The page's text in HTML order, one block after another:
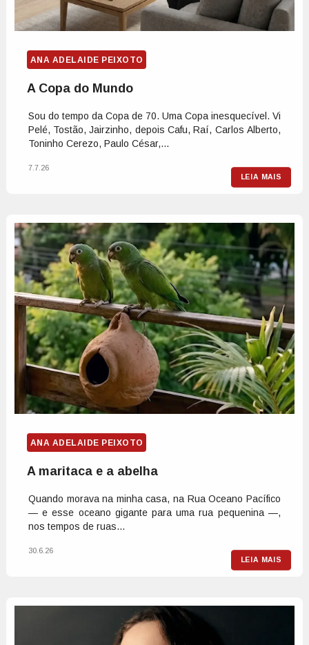
ANA ADELAIDE PEIXOTO
A Copa do Mundo
Sou do tempo da Copa de 70. Uma Copa inesquecível. Vi
Pelé, Tostão, Jairzinho, depois Cafu, Raí, Carlos Alberto,
Toninho Cerezo, Paulo César,...
LEIA MAIS
7.7.26
ANA ADELAIDE PEIXOTO
A maritaca e a abelha
Quando morava na minha casa, na Rua Oceano Pacífico
— e esse oceano gigante para uma rua pequenina —,
nos tempos de ruas...
LEIA MAIS
30.6.26